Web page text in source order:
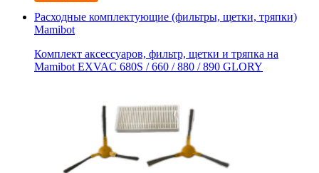
Расходные комплектующие (фильтры, щетки, тряпки)
Mamibot
Комплект аксессуаров, фильтр, щетки и тряпка на
Mamibot EXVAC 680S / 660 / 880 / 890 GLORY